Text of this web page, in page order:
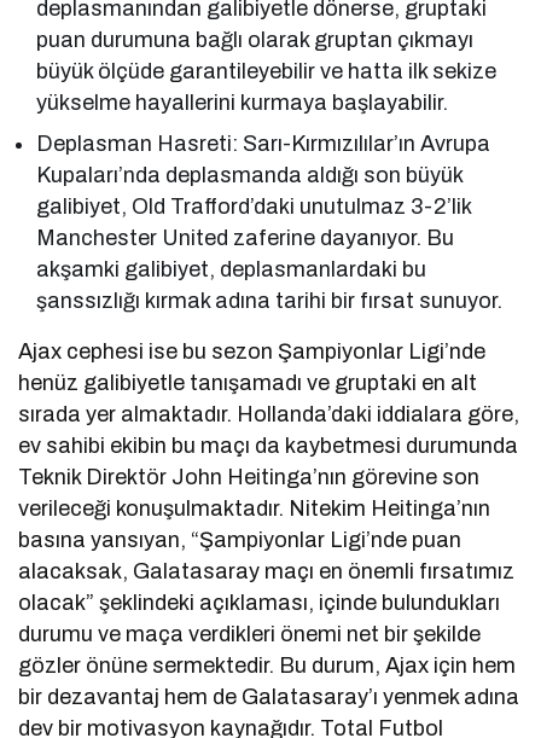
deplasmanından galibiyetle dönerse, gruptaki
puan durumuna bağlı olarak gruptan çıkmayı
büyük ölçüde garantileyebilir ve hatta ilk sekize
yükselme hayallerini kurmaya başlayabilir.
Deplasman Hasreti: Sarı-Kırmızılılar’ın Avrupa
Kupaları’nda deplasmanda aldığı son büyük
galibiyet, Old Trafford’daki unutulmaz 3-2’lik
Manchester United zaferine dayanıyor. Bu
akşamki galibiyet, deplasmanlardaki bu
şanssızlığı kırmak adına tarihi bir fırsat sunuyor.
Ajax cephesi ise bu sezon Şampiyonlar Ligi’nde
henüz galibiyetle tanışamadı ve gruptaki en alt
sırada yer almaktadır. Hollanda’daki iddialara göre,
ev sahibi ekibin bu maçı da kaybetmesi durumunda
Teknik Direktör John Heitinga’nın görevine son
verileceği konuşulmaktadır. Nitekim Heitinga’nın
basına yansıyan, “Şampiyonlar Ligi’nde puan
alacaksak, Galatasaray maçı en önemli fırsatımız
olacak” şeklindeki açıklaması, içinde bulundukları
durumu ve maça verdikleri önemi net bir şekilde
gözler önüne sermektedir. Bu durum, Ajax için hem
bir dezavantaj hem de Galatasaray’ı yenmek adına
dev bir motivasyon kaynağıdır. Total Futbol